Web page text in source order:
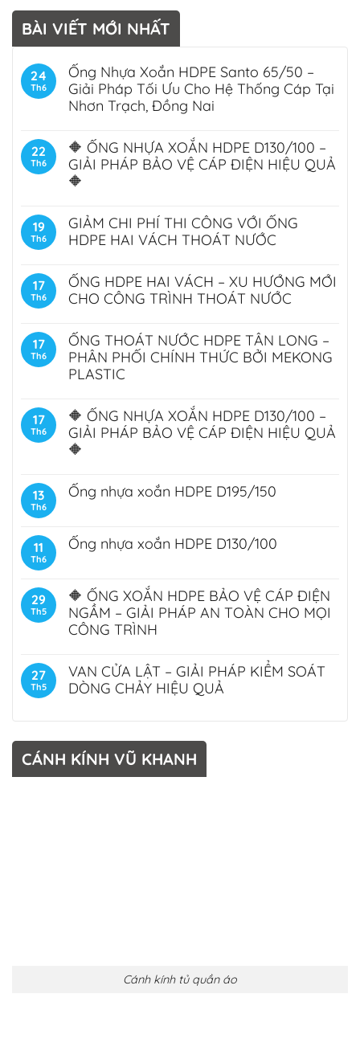
BÀI VIẾT MỚI NHẤT
24
Th6
Ống Nhựa Xoắn HDPE Santo 65/50 –
Giải Pháp Tối Ưu Cho Hệ Thống Cáp Tại
Nhơn Trạch, Đồng Nai
22
Th6
🔶 ỐNG NHỰA XOẮN HDPE D130/100 –
GIẢI PHÁP BẢO VỆ CÁP ĐIỆN HIỆU QUẢ
🔶
19
Th6
GIẢM CHI PHÍ THI CÔNG VỚI ỐNG
HDPE HAI VÁCH THOÁT NƯỚC
17
Th6
ỐNG HDPE HAI VÁCH – XU HƯỚNG MỚI
CHO CÔNG TRÌNH THOÁT NƯỚC
17
Th6
ỐNG THOÁT NƯỚC HDPE TÂN LONG –
PHÂN PHỐI CHÍNH THỨC BỞI MEKONG
PLASTIC
17
Th6
🔶 ỐNG NHỰA XOẮN HDPE D130/100 –
GIẢI PHÁP BẢO VỆ CÁP ĐIỆN HIỆU QUẢ
🔶
13
Th6
Ống nhựa xoắn HDPE D195/150
11
Th6
Ống nhựa xoắn HDPE D130/100
29
Th5
🔶 ỐNG XOẮN HDPE BẢO VỆ CÁP ĐIỆN
NGẦM – GIẢI PHÁP AN TOÀN CHO MỌI
CÔNG TRÌNH
27
Th5
VAN CỬA LẬT – GIẢI PHÁP KIỂM SOÁT
DÒNG CHẢY HIỆU QUẢ
CÁNH KÍNH VŨ KHANH
Cánh kính tủ quần áo